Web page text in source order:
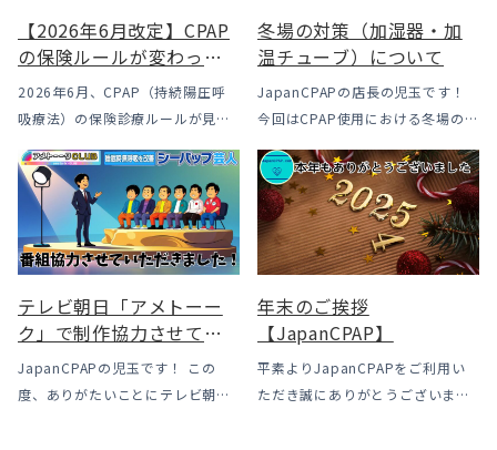
【2026年6月改定】CPAP
の保険ルールが変わった
｜CPAPが使えなくなるか
も？変更のメリット・デ
う選択肢
2026年6月、CPAP（持続陽圧呼
吸療法）の保険診療ルールが見直
ルは下がった一方で、「続ける」
ための条件はこれまでより厳しく
なっています。この記事では、何
がどう変わったのかを患者様の立
場で […]
冬場の対策（加湿器・加
温チューブ）について
JapanCPAPの店長の児玉です！
今回はCPAP使用における冬場のよ
露」についてのお話をさせて頂き
ます。 我々の拠点の北陸はCPAP
使用時に「乾燥・寒さ・結露」が
起こりやすい地域です、その […]
テレビ朝日「アメトーー
ク」で制作協力させてい
ただきました
JapanCPAPの児玉です！ この
度、ありがたいことにテレビ朝日
年末のご挨拶
【JapanCPAP】
平素よりJapanCPAPをご利用い
ただき誠にありがとうございま